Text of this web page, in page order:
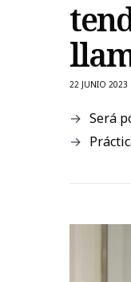
22 JUNIO 2023
Será